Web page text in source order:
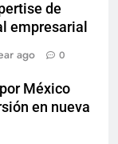
de
empresarial
ago 0
México
en nueva